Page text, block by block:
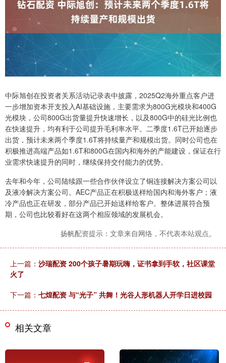
中际旭创在投资者关系活动记录表中披露，2025Q2海外重点客户进
一步增加资本开支投入AI基础设施，主要需求为800G光模块和400G
光模块，公司800G出货量提升快速增长，以及800G中的硅光比例也
在快速提升，均有利于公司提升毛利率水平。二季度1.6T已开始逐步
出货，预计未来两个季度1.6T将持续量产和规模出货。同时公司也在
积极推进高端产品如1.6T和800G在国内和海外的产能建设，保证在行
业需求快速提升的同时，继续保持交付能力的优势。
去年和今年，公司陆续跟一些合作伙伴设立了铜连接解决方案公司以
及液冷解决方案公司。AEC产品正在积极送样给国内和海外客户；液
冷产品也正在研发，部分产品已开始送样给客户。整体进展符合预
期，公司也比较看好在这两个相应领域的发展机会。
扬帆配资提示：文章来自网络，不代表本站观点。
上一篇： 沙瑞配资 200个孩子暑期玩嗨，证书拿到手软，社区课堂
火了
下一篇： 七煌配资 与“光子” 共舞！光谷人形机器人开学日进校园
相关文章